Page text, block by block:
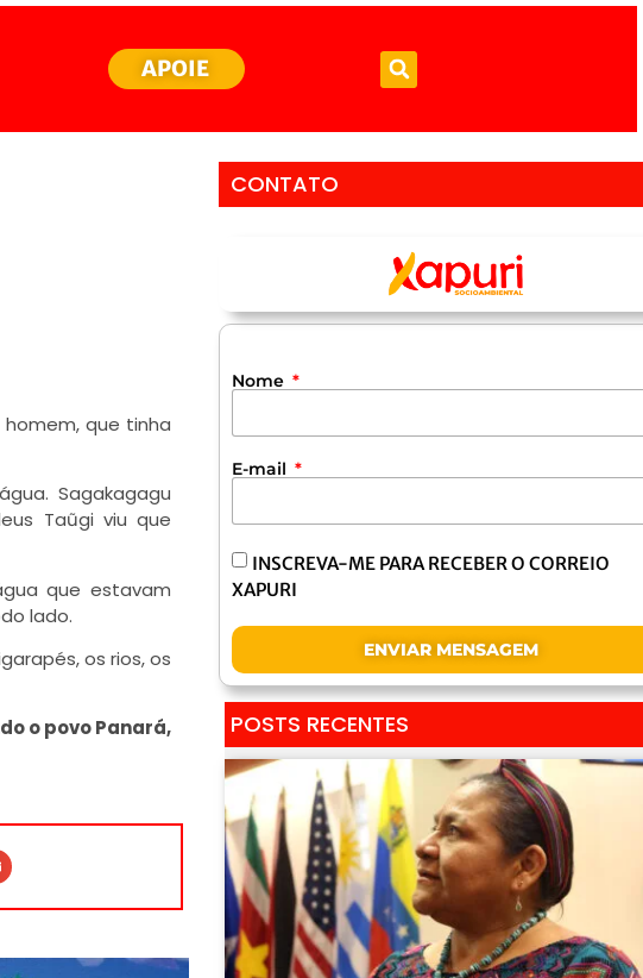
APOIE
que tinha
Sagakagagu
Taũgi viu que
que estavam
lado.
os rios, os
o povo Panará,
CONTATO
Nome
E-mail
INSCREVA-ME PARA RECEBER O CORREIO
XAPURI
ENVIAR MENSAGEM
POSTS RECENTES